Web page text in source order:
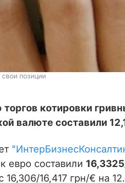
позиции
котировки
валюте составили
евро составили
16,306/16,417 грн/€ на